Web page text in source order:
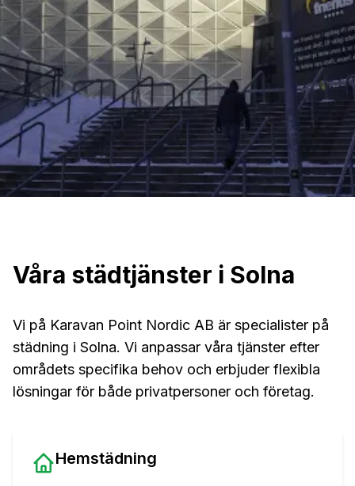
Våra städtjänster i Solna
Vi på Karavan Point Nordic AB är specialister på
städning i Solna. Vi anpassar våra tjänster efter
områdets specifika behov och erbjuder flexibla
lösningar för både privatpersoner och företag.
Hemstädning